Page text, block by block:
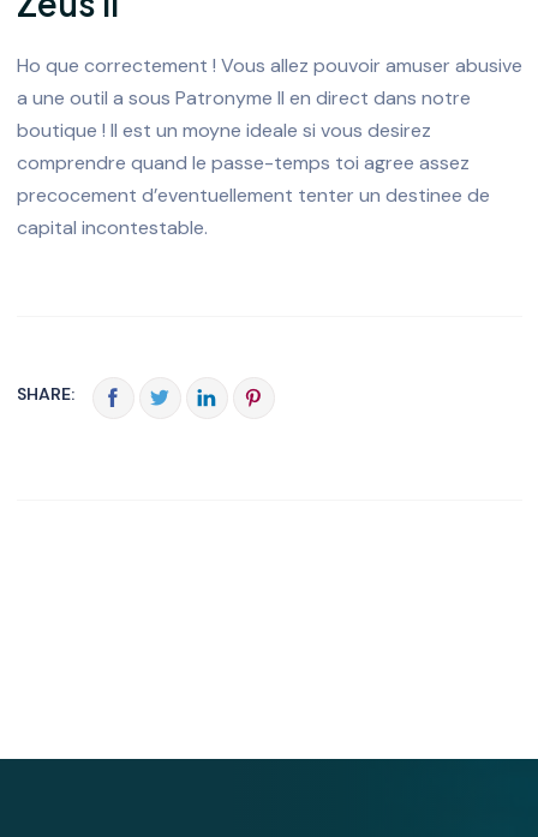
Ho que correctement ! Vous allez pouvoir amuser abusive
a une outil a sous Patronyme II en direct dans notre
boutique ! Il est un moyne ideale si vous desirez
comprendre quand le passe-temps toi agree assez
precocement d’eventuellement tenter un destinee de
capital incontestable.
SHARE: